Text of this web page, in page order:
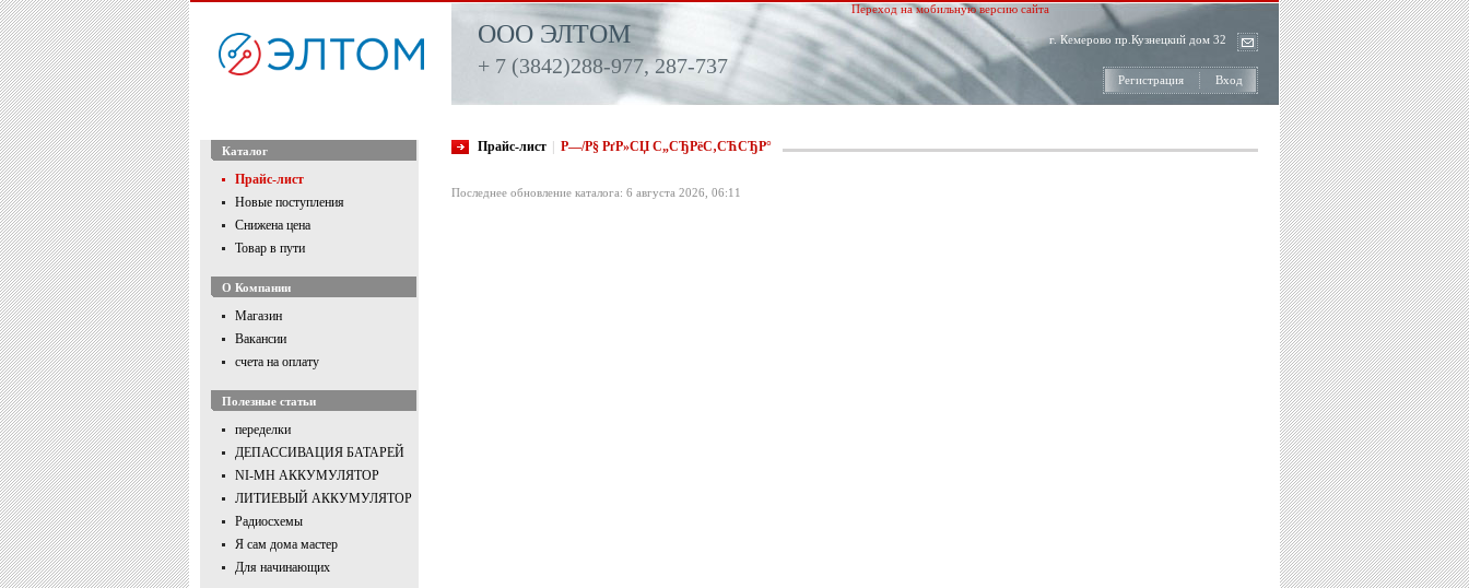
ООО ЭЛТОМ
+ 7 (3842)288-977, 287-737
Переход на мобильную версию сайта
г. Кемерово пр.Кузнецкий дом 32
Регистрация Вход
Каталог
Прайс-лист
Новые поступления
Снижена цена
Товар в пути
О Компании
Магазин
Вакансии
счета на оплату
Полезные статьи
переделки
ДЕПАССИВАЦИЯ БАТАРЕЙ
NI-MH АККУМУЛЯТОР
ЛИТИЕВЫЙ АККУМУЛЯТОР
Радиосхемы
Я сам дома мастер
Для начинающих
Прайс-лист Р—/Р§ РґР»СЏ С„СЂРёС‚СЋСЂР°
Последнее обновление каталога: 6 августа 2026, 06:11